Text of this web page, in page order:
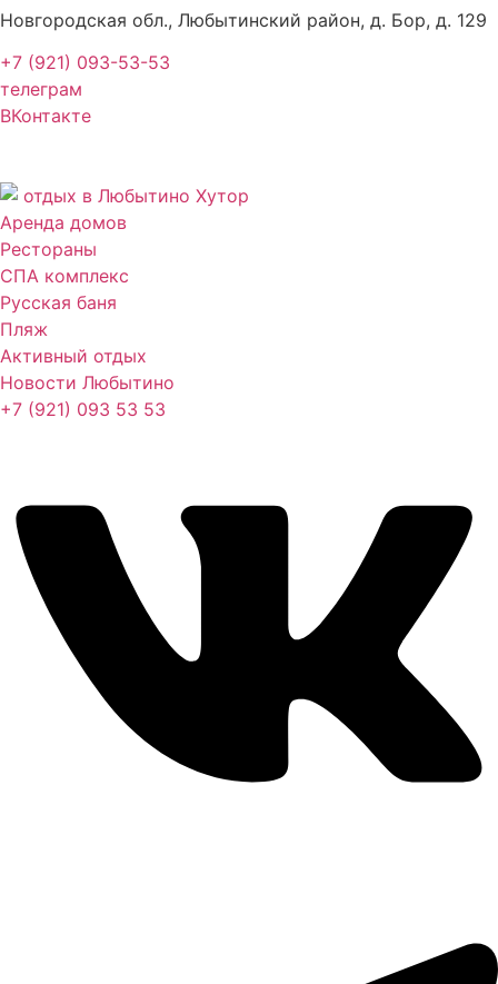
Новгородская обл., Любытинский район, д. Бор, д. 129
+7 (921) 093-53-53
телеграм
ВКонтакте
Аренда домов
Рестораны
СПА комплекс
Русская баня
Пляж
Активный отдых
Новости Любытино
+7 (921) 093 53 53